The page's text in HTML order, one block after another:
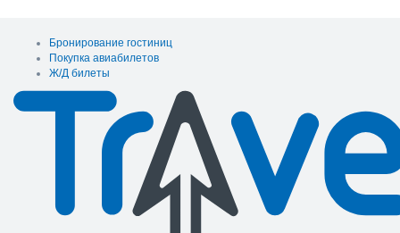
Бронирование гостиниц
Покупка авиабилетов
Ж/Д билеты